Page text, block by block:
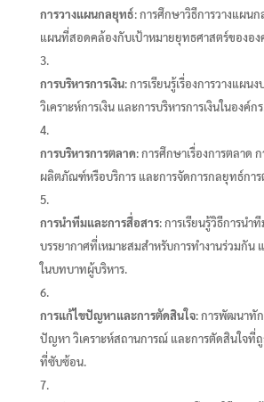
การวางแผนกลยุทธ์: การศึกษาวิธีการวางแผน
แผนที่สอดคล้องกับเป้าหมายยุทธศาสตร์ขององ
การบริหารการเงิน: การเรียนรู้เรื่องการวางแผน
วิเคราะห์การเงิน และการบริหารการเงินในองค์ก
การบริหารการตลาด: การศึกษาเรื่องการตลาด
ผลิตภัณฑ์หรือบริการ และการจัดการกลยุทธ์การ
การนำทีมและการสื่อสาร: การเรียนรู้วิธีการนำที
บรรยากาศที่เหมาะสมสำหรับการทำงานร่วมกัน
ในบทบาทผู้บริหาร.
การแก้ไขปัญหาและการตัดสินใจ: การพัฒนาทั
ปัญหา วิเคราะห์สถานการณ์ และการตัดสินใจที่
ที่ซับซ้อน.